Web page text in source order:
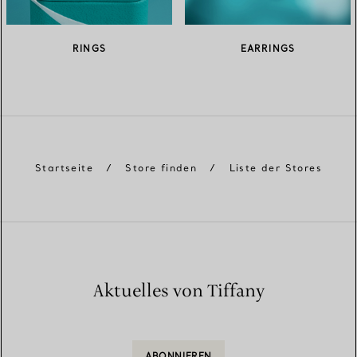
RINGS EARRINGS
Startseite / Store finden / Liste der Stores
Aktuelles von Tiffany